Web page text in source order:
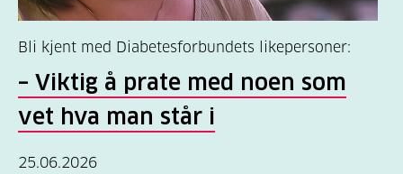
Bli kjent med Diabetesforbundets likepersoner:
– Viktig å prate med noen som
vet hva man står i
25.06.2026